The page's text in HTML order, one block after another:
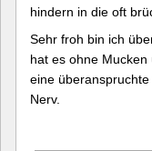
hindern in die oft
Sehr froh bin ich
hat es ohne
eine
Nerv.